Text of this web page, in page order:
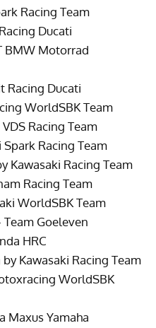
Racing Team
Ducati
BMW Motorrad
Racing Ducati
WorldSBK Team
Racing Team
Racing Team
Kawasaki Racing Team
Racing Team
WorldSBK Team
Goeleven
HRC
Kawasaki Racing Team
WorldSBK
Maxus Yamaha